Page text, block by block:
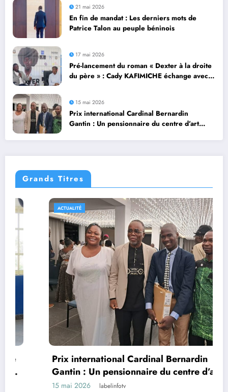
21 mai 2026
En fin de mandat : Les derniers mots de
Patrice Talon au peuple béninois
17 mai 2026
Pré-lancement du roman « Dexter à la droite
du père » : Cady KAFIMICHE échange avec
15 mai 2026
Prix international Cardinal Bernardin
Gantin : Un pensionnaire du centre d’art
Grands Titres
Prix international Cardinal Bernardin
Gantin : Un pensionnaire du centre d’art
thérapie de l’ONG Vie et Solidarité sacré
15 mai 2026 labelinfotv